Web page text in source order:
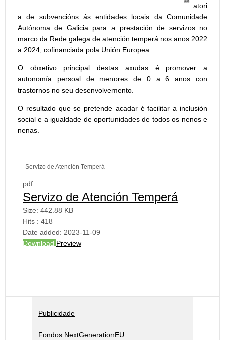
atori
a de subvencións ás entidades locais da Comunidade
Autónoma de Galicia para a prestación de servizos no
marco da Rede galega de atención temperá nos anos 2022
a 2024, cofinanciada pola Unión Europea.
O obxetivo principal destas axudas é promover a
autonomía persoal de menores de 0 a 6 anos con
trastornos no seu desenvolvemento.
O resultado que se pretende acadar é facilitar a inclusión
social e a igualdade de oportunidades de todos os nenos e
nenas.
Servizo de Atención Temperá
pdf
Servizo de Atención Temperá
Size: 442.88 KB
Hits : 418
Date added: 2023-11-09
Download Preview
Publicidade
Fondos NextGenerationEU